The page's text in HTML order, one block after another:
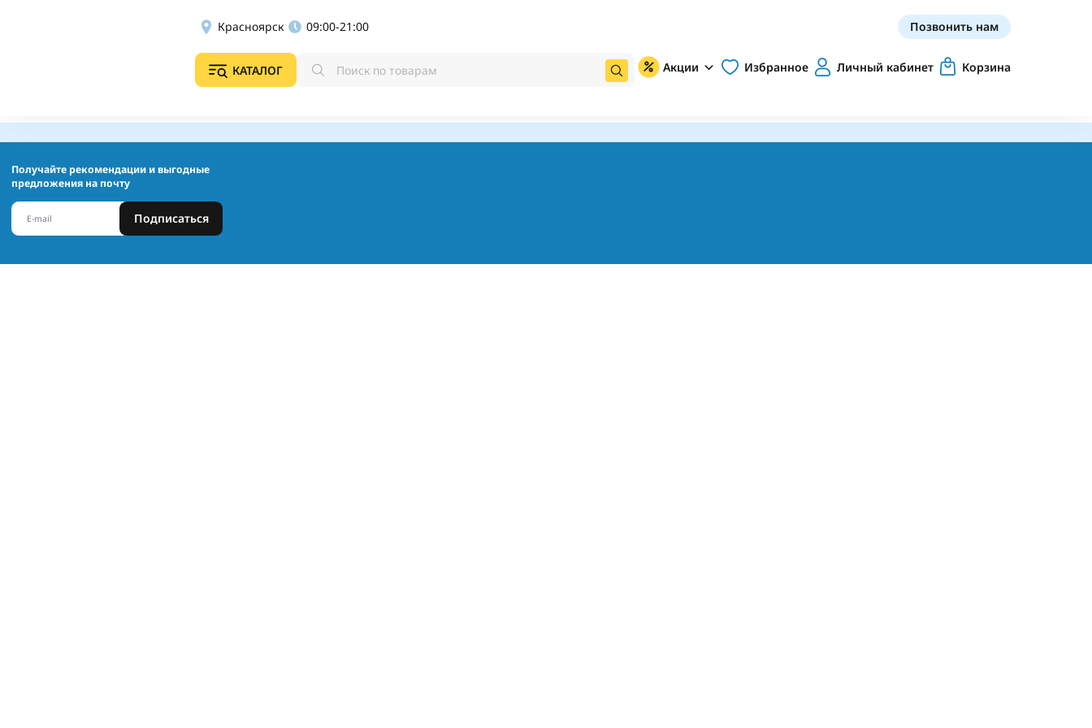
Красноярск 09:00-21:00 Позвонить нам
КАТАЛОГ Акции Избранное Личный кабинет Корзина
Получайте рекомендации и выгодные
предложения на почту
Подписаться